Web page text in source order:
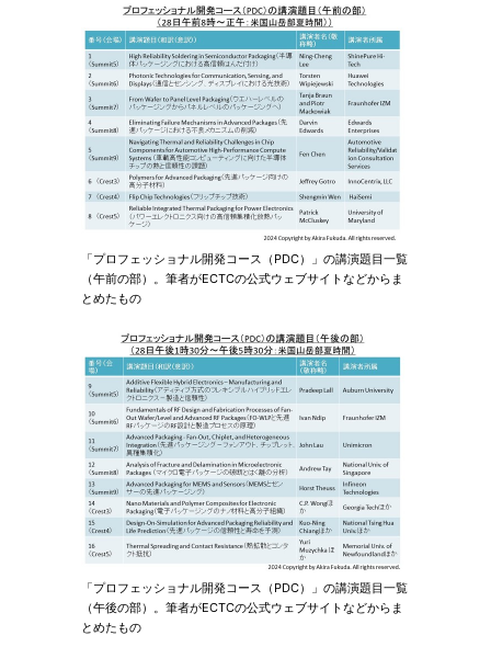
「プロフェッショナル開発コース（PDC）」の講演題目一覧
（午前の部）。筆者がECTCの公式ウェブサイトなどからま
とめたもの
「プロフェッショナル開発コース（PDC）」の講演題目一覧
（午後の部）。筆者がECTCの公式ウェブサイトなどからま
とめたもの